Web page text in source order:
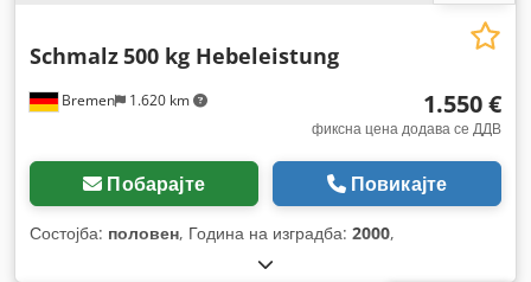
Bremen 1.620 km
Schmalz500 kg Hebeleistung
1.550 €
фиксна цена додава се ДДВ
Побарајте Повикајте
Состојба: половен, Година на изградба: 2000,